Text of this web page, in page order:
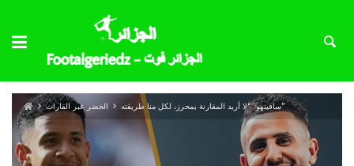
الخضر عبر القارات سافينهو: “لا أريد المقارنة بمحرز، لكل منا طريقته”